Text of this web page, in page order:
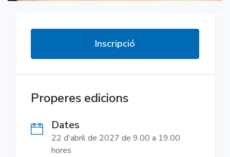
Inscripció
Properes edicions
Dates
22 d'abril de 2027 de 9.00 a 19.00
hores